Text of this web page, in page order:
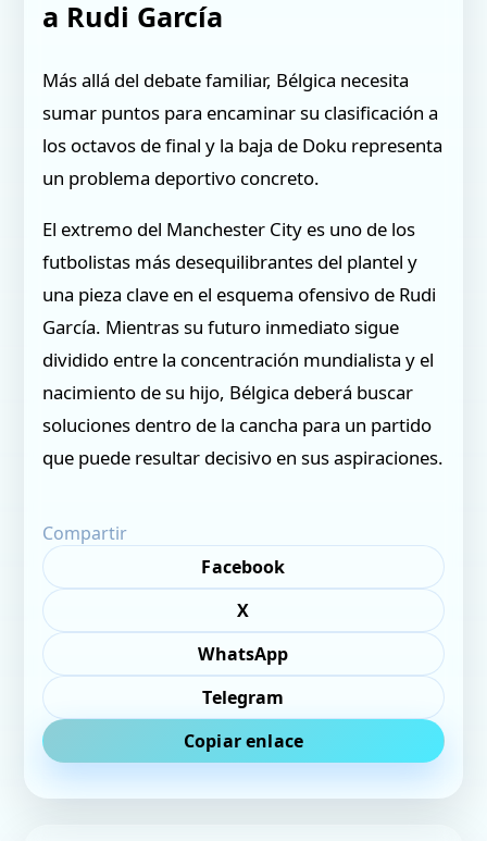
a Rudi García
Más allá del debate familiar, Bélgica necesita
sumar puntos para encaminar su clasificación a
los octavos de final y la baja de Doku representa
un problema deportivo concreto.
El extremo del Manchester City es uno de los
futbolistas más desequilibrantes del plantel y
una pieza clave en el esquema ofensivo de Rudi
García. Mientras su futuro inmediato sigue
dividido entre la concentración mundialista y el
nacimiento de su hijo, Bélgica deberá buscar
soluciones dentro de la cancha para un partido
que puede resultar decisivo en sus aspiraciones.
Compartir
Facebook
X
WhatsApp
Telegram
Copiar enlace